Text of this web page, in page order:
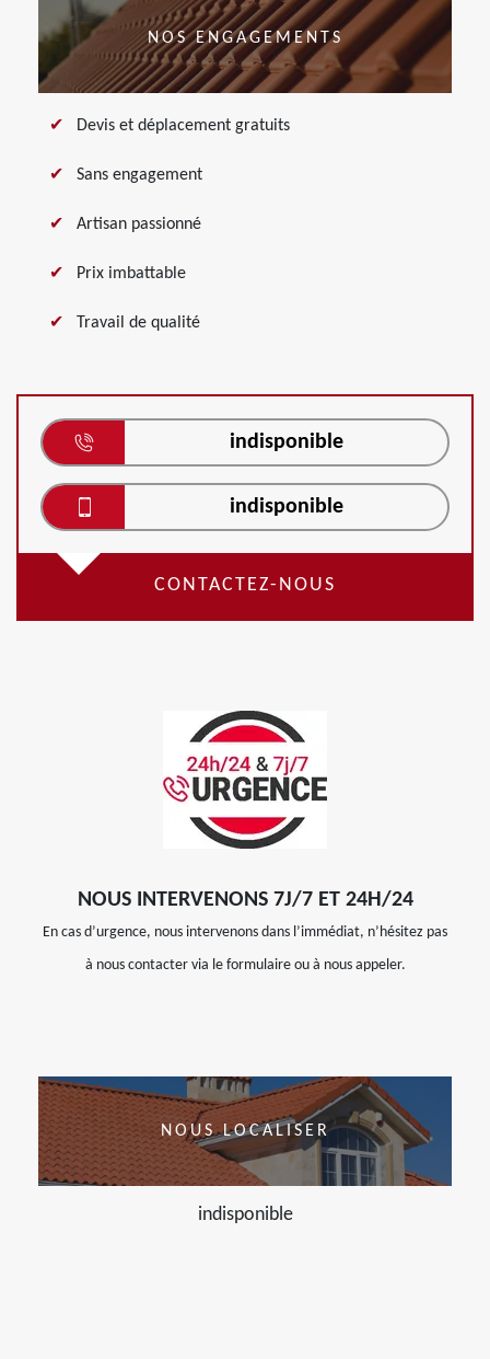
NOS ENGAGEMENTS
Devis et déplacement gratuits
Sans engagement
Artisan passionné
Prix imbattable
Travail de qualité
indisponible
indisponible
CONTACTEZ-NOUS
NOUS INTERVENONS 7J/7 ET 24H/24
En cas d’urgence, nous intervenons dans l’immédiat, n’hésitez pas
à nous contacter via le formulaire ou à nous appeler.
NOUS LOCALISER
indisponible